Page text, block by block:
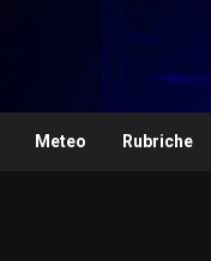
Meteo Rubriche